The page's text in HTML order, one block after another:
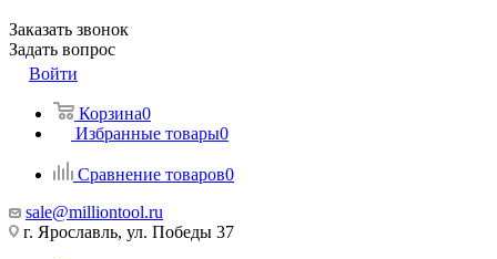
Заказать звонок
Задать вопрос
Войти
Корзина0
Избранные товары0
Сравнение товаров0
sale@milliontool.ru
г. Ярославль, ул. Победы 37